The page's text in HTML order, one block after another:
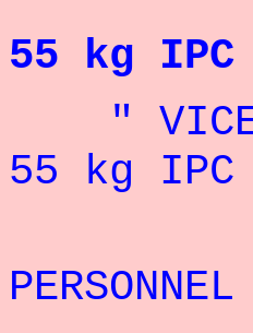
55 kg
" VICE-
55 kg IPC